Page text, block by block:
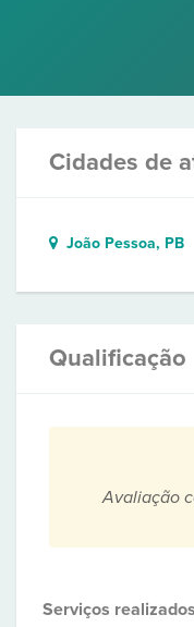
Cidades de
João Pessoa, PB
Qualificação
Avaliação
Serviços realizados